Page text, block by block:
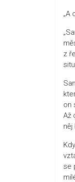
„A
z
on
Až
se